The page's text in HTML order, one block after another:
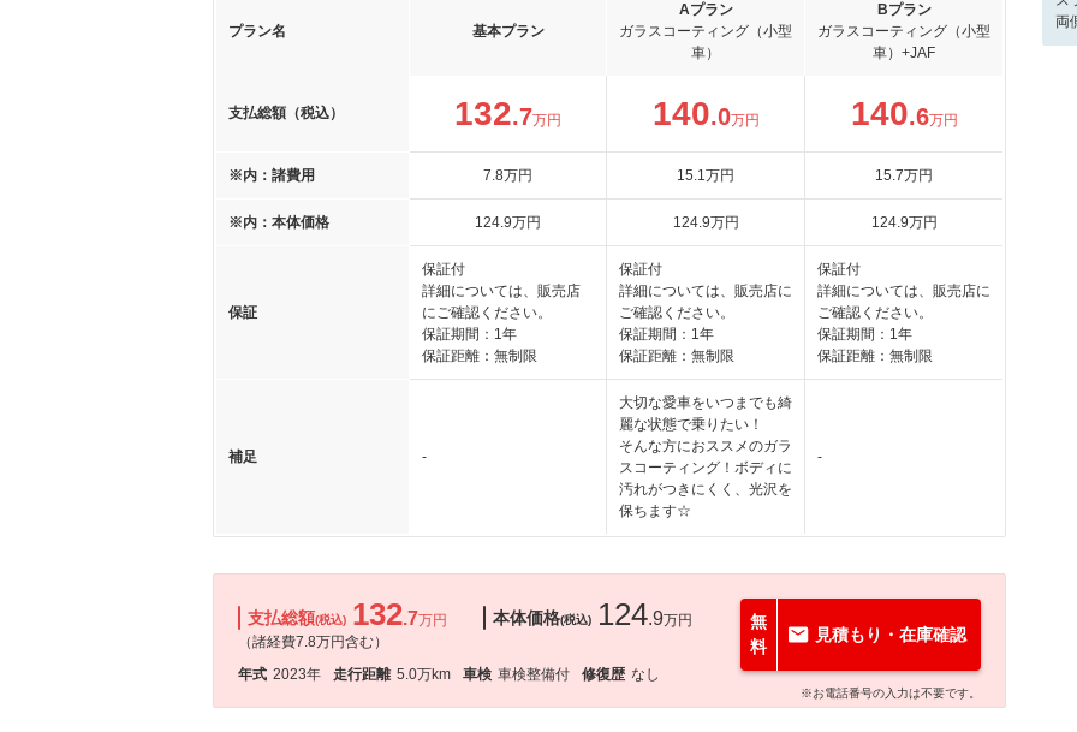
プラン名 基本プラン
Aプラン
ガラスコーティング（小型
車）
Bプラン
ガラスコーティング（小型
車）+JAF
支払総額（税込） 132.7万円 140.0万円 140.6万円
※内：諸費用 7.8万円 15.1万円 15.7万円
※内：本体価格 124.9万円 124.9万円 124.9万円
保証
保証付
詳細については、販売店
にご確認ください。
保証期間：1年
保証距離：無制限
保証付
詳細については、販売店に
ご確認ください。
保証期間：1年
保証距離：無制限
保証付
詳細については、販売店に
ご確認ください。
保証期間：1年
保証距離：無制限
補足 -
大切な愛車をいつまでも綺
麗な状態で乗りたい！
そんな方におススメのガラ
スコーティング！ボディに
汚れがつきにくく、光沢を
保ちます☆
-
支払総額(税込) 132.7万円
（諸経費7.8万円含む）
本体価格(税込) 124.9万円
年式 2023年 走行距離 5.0万km 車検 車検整備付 修復歴 なし
無
料
見積もり・在庫確認
※お電話番号の入力は不要です。
両